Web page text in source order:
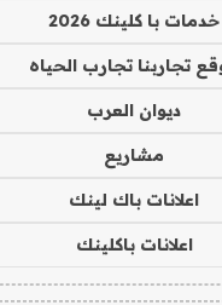
خدمات با كلينك 2026
تجاربنا تجارب الحياه
ديوان العرب
مشاريع
اعلانات باك لينك
اعلانات باكلينك